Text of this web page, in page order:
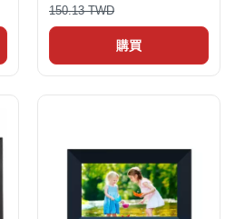
150.13 TWD
購買